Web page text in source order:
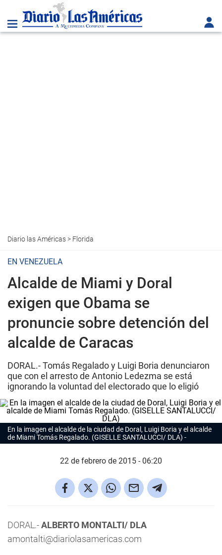
Diario las Américas> Florida
EN VENEZUELA
Alcalde de Miami y Doral
exigen que Obama se
pronuncie sobre detención del
alcalde de Caracas
DORAL.- Tomás Regalado y Luigi Boria denunciaron
que con el arresto de Antonio Ledezma se está
ignorando la voluntad del electorado que lo eligió
En la imagen el alcalde de la ciudad de Doral, Luigi Boria y el alcalde
de Miami Tomás Regalado. (GISELLE SANTALUCCI/ DLA)
22 de febrero de 2015 - 06:20
DORAL.-ALBERTO MONTALTI/ DLA
amontalti@diariolasamericas.com